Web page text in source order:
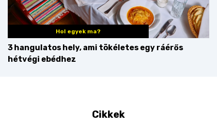
Hol egyek ma?
3 hangulatos hely, ami tökéletes egy ráérős
hétvégi ebédhez
Cikkek